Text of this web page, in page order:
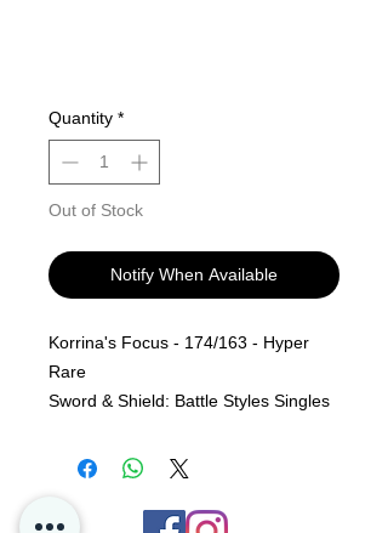
Quantity *
Out of Stock
Notify When Available
Korrina's Focus - 174/163 - Hyper
Rare
Sword & Shield: Battle Styles Singles
polise på løs kort hos oss i P4D.